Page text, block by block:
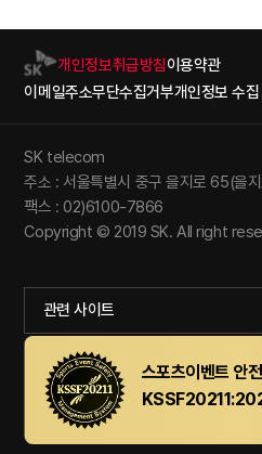
개인정보취급방침이용약관
이메일주소무단수집거부개인정보 수
관련 사이트
SK telecom
주소 : 서울특별시 중구 을지로 65(을
팩스 : 02)6100-7866
Copyright © 2019 SK. All right
스포츠이벤트 안